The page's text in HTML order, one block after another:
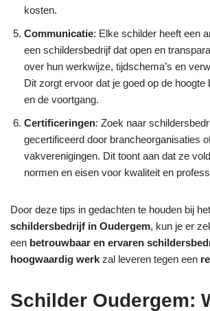
kosten.
Communicatie: Elke schilder heeft een
een schildersbedrijf dat open en
over hun werkwijze, tijdschema’s en
Dit zorgt ervoor dat je goed op de hoogte
en de voortgang.
Certificeringen: Zoek naar
gecertificeerd door brancheorganisaties
vakverenigingen. Dit toont aan dat ze
normen en eisen voor kwaliteit en
Door deze tips in gedachten te houden bij
schildersbedrijf in Oudergem, kun je er
een betrouwbaar en ervaren
hoogwaardig werk zal leveren tegen een
Schilder Oudergem: